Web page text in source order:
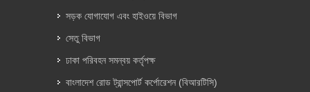
সড়ক যোগাযোগ এবং হাইওয়ে বিভাগ
সেতু বিভাগ
ঢাকা পরিবহন সমন্বয় কর্তৃপক্ষ
বাংলাদেশ রোড ট্রান্সপোর্ট কর্পোরেশন (বিআরটিসি)